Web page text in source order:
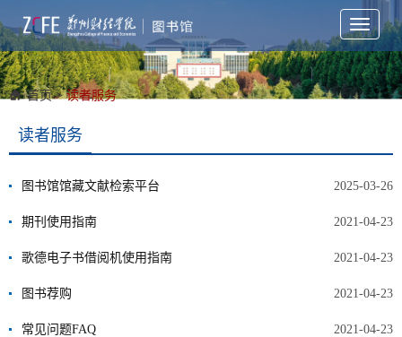
Toggle
首页>读者服务
读者服务
图书馆馆藏文献检索平台 2025-03-26
期刊使用指南 2021-04-23
歌德电子书借阅机使用指南 2021-04-23
图书荐购 2021-04-23
常见问题FAQ 2021-04-23